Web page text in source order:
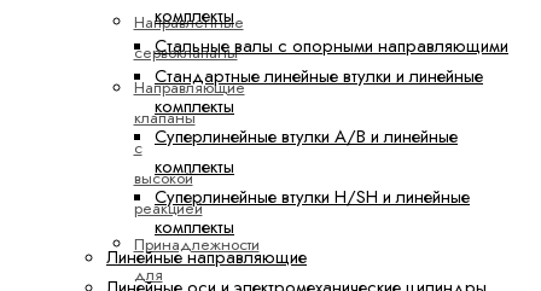
Направленные
сервоклапаны
Направляющие
клапаны
с
высокой
реакцией
Принадлежности
для
комплекты
Стальные валы с опорными направляющими
Стандартные линейные втулки и линейные
комплекты
Суперлинейные втулки A/B и линейные
комплекты
Суперлинейные втулки H/SH и линейные
комплекты
Линейные направляющие